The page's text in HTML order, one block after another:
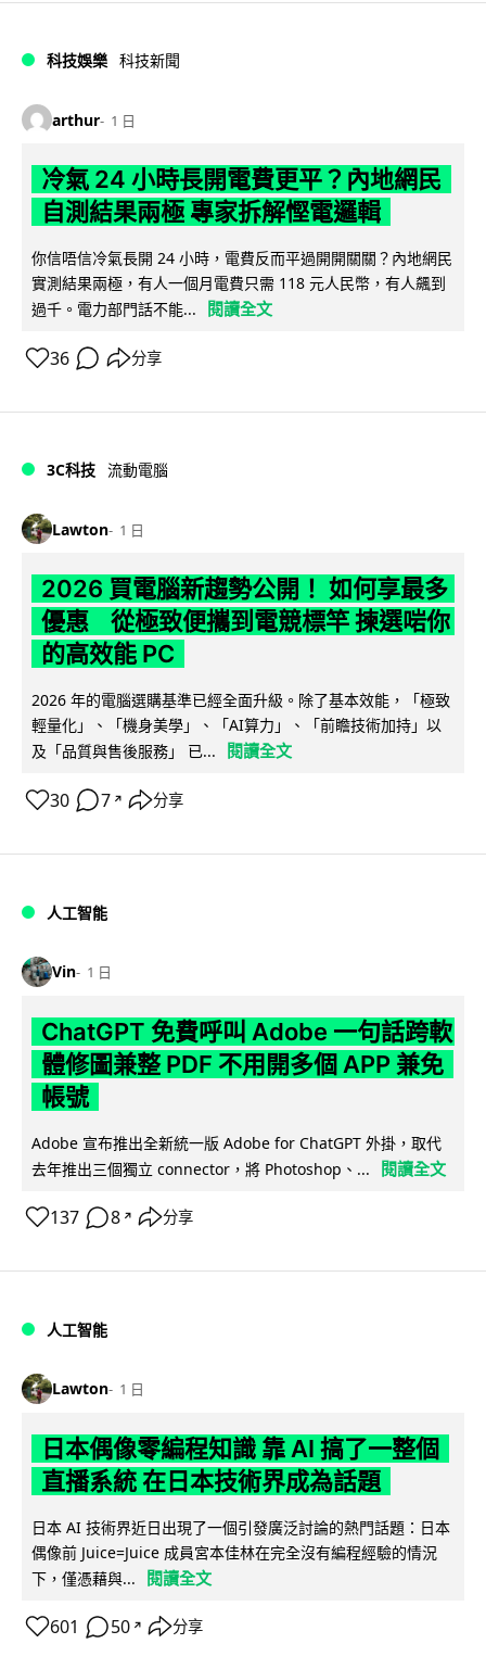
科技娛樂 科技新聞
arthur 1 日
冷氣 24 小時長開電費更平？內地網民
自測結果兩極 專家拆解慳電邏輯
你信唔信冷氣長開 24 小時，電費反而平過開開關關？內地網民
實測結果兩極，有人一個月電費只需 118 元人民幣，有人飆到
過千。電力部門話不能...
閱讀全文
36 分享
3C科技 流動電腦
Lawton 1 日
2026 買電腦新趨勢公開！ 如何享最多
優惠 從極致便攜到電競標竿 揀選啱你
的高效能 PC
2026 年的電腦選購基準已經全面升級。除了基本效能，「極致
輕量化」、「機身美學」、「AI算力」、「前瞻技術加持」以
及「品質與售後服務」 已...
閱讀全文
30 7 ↗ 分享
人工智能
Vin 1 日
ChatGPT 免費呼叫 Adobe 一句話跨軟
體修圖兼整 PDF 不用開多個 APP 兼免
帳號
Adobe 宣布推出全新統一版 Adobe for ChatGPT 外掛，取代
去年推出三個獨立 connector，將 Photoshop、...
閱讀全文
137 8 ↗ 分享
人工智能
Lawton 1 日
日本偶像零編程知識 靠 AI 搞了一整個
直播系統 在日本技術界成為話題
日本 AI 技術界近日出現了一個引發廣泛討論的熱門話題：日本
偶像前 Juice=Juice 成員宮本佳林在完全沒有編程經驗的情況
下，僅憑藉與...
閱讀全文
601 50 ↗ 分享